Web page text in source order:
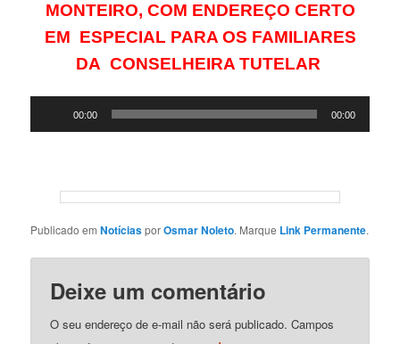
MONTEIRO, COM ENDEREÇO CERTO
EM ESPECIAL PARA OS FAMILIARES
DA CONSELHEIRA TUTELAR
00:00 00:00
Publicado emNotíciasporOsmar Noleto. Marque Link Permanente.
Deixe um comentário
O seu endereço de e-mail não será publicado. Campos